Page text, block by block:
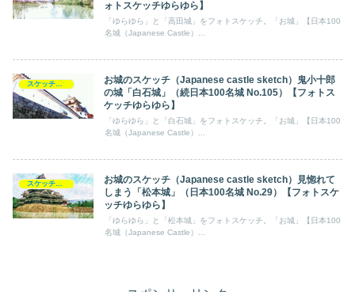
ォトスケッチゆらゆら】
「ゆらゆら」と「高田城」をフォトスケッチ。「お城」【日本100
名城（Japanese Castle）...
スケッチ【フォトスケッチ】ゆらゆら
お城のスケッチ（Japanese castle sketch）鬼小十郎
の城「白石城」（続日本100名城 No.105）【フォトス
ケッチゆらゆら】
「ゆらゆら」と「白石城」をフォトスケッチ。「お城」【日本100
名城（Japanese Castle）...
スケッチ【フォトスケッチ】ゆらゆら
お城のスケッチ（Japanese castle sketch）見惚れて
しまう「松本城」（日本100名城 No.29）【フォトスケ
ッチゆらゆら】
「ゆらゆら」と「松本城」をフォトスケッチ。「お城」【日本100
名城（Japanese Castle）...